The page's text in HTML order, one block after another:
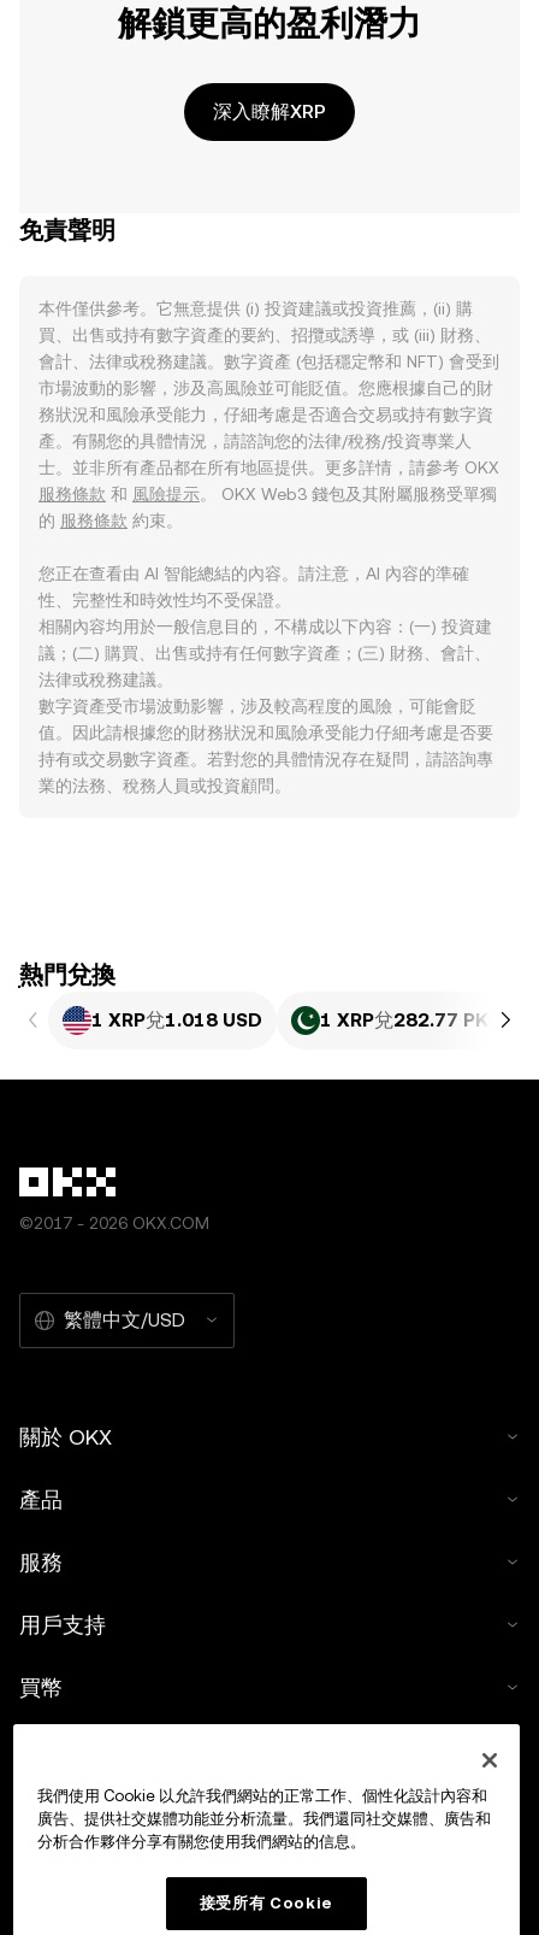
解鎖更高的盈利潛力
深入瞭解XRP
免責聲明
本件僅供參考。它無意提供 (i) 投資建議或投資推薦，(ii) 購
買、出售或持有數字資產的要約、招攬或誘導，或 (iii) 財務、
會計、法律或稅務建議。數字資產 (包括穩定幣和 NFT) 會受到
市場波動的影響，涉及高風險並可能貶值。您應根據自己的財
務狀況和風險承受能力，仔細考慮是否適合交易或持有數字資
產。有關您的具體情況，請諮詢您的法律/稅務/投資專業人
士。並非所有產品都在所有地區提供。更多詳情，請參考 OKX
服務條款 和 風險提示。 OKX Web3 錢包及其附屬服務受單獨
的 服務條款 約束。
您正在查看由 AI 智能總結的內容。請注意，AI 內容的準確
性、完整性和時效性均不受保證。
相關內容均用於一般信息目的，不構成以下內容：(一) 投資建
議；(二) 購買、出售或持有任何數字資產；(三) 財務、會計、
法律或稅務建議。
數字資產受市場波動影響，涉及較高程度的風險，可能會貶
值。因此請根據您的財務狀況和風險承受能力仔細考慮是否要
持有或交易數字資產。若對您的具體情況存在疑問，請諮詢專
業的法務、稅務人員或投資顧問。
ִִִִִִִִִִִִִִִִִִִִִִִִִִִִִִִִִִִִִִִִִִִִִִִִ熱門兌換
1 XRP兌1.018 USD 1 XRP兌282.77 PKR
©2017 - 2026 OKX.COM
繁體中文/USD
關於 OKX
產品
服務
用戶支持
買幣
交易
我們使用 Cookie 以允許我們網站的正常工作、個性化設計內容和
廣告、提供社交媒體功能並分析流量。我們還同社交媒體、廣告和
分析合作夥伴分享有關您使用我們網站的信息。
接受所有 Cookie